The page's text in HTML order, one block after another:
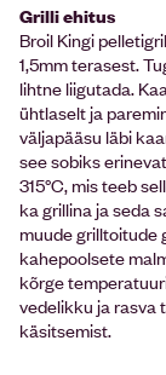
Grilli ehitus
Broil Kingi
1,5mm terasest.
lihtne liigutada.
ühtlaselt ja
väljapääsu läbi
see sobiks
315°C, mis teeb
ka grillina ja seda
muude grilltoitude
kahepoolsete
kõrge
vedelikku ja rasva
käsitsemist.